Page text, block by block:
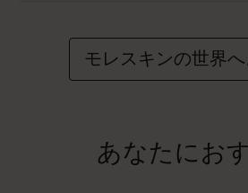
モレスキンの世界
あなたにお